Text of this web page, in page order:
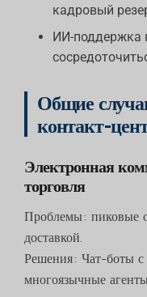
кадровый
ИИ-поддержка
Общие
контакт-
Электронная
торговля
Проблемы: пиковые
доставкой.
Решения: Чат-боты с
многоязычные